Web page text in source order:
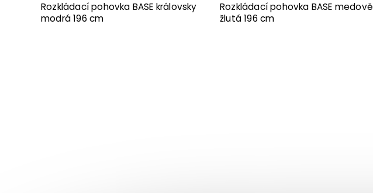
Rozkládací pohovka BASE královsky
modrá 196 cm
Rozkládací pohovka BASE medově
žlutá 196 cm